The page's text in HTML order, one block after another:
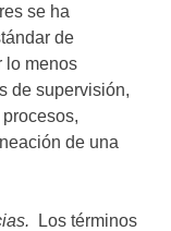
se ha
de
lo menos
de supervisión,
de una
Los términos